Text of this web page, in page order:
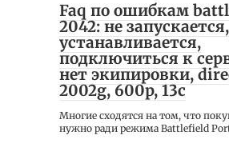
Faq по ошибкам
2042: не
устанавливается,
подключиться к
нет экипировки,
2002g, 600p, 13c
Многие сходятся на том, что
нужно ради режима Battlefield